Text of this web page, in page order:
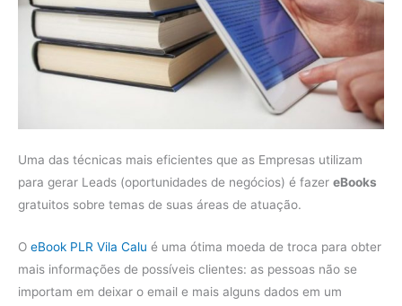
Uma das técnicas mais eficientes que as Empresas utilizam
para gerar Leads (oportunidades de negócios) é fazer eBooks
gratuitos sobre temas de suas áreas de atuação.
O eBook PLR Vila Calu é uma ótima moeda de troca para obter
mais informações de possíveis clientes: as pessoas não se
importam em deixar o email e mais alguns dados em um